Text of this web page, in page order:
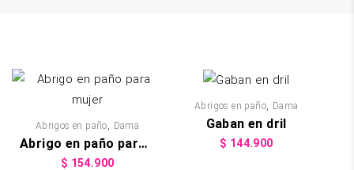
Abrigos en paño, Dama
Abrigo en paño para mujer
$ 154.900
Abrigos en paño, Dama
Gaban en dril
$ 144.900